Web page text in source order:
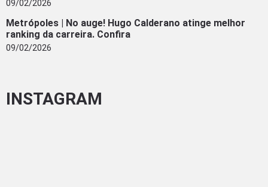
09/02/2026
Metrópoles | No auge! Hugo Calderano atinge melhor
ranking da carreira. Confira
09/02/2026
INSTAGRAM